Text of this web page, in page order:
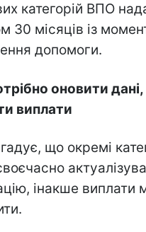
категорій ВПО
30 місяців із
допомоги.
оновити
виплати
що окремі
інакше виплати